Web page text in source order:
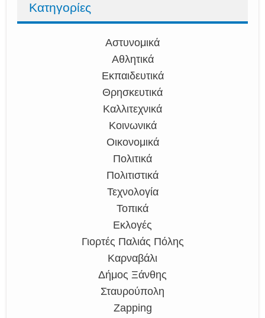
Κατηγορίες
Αστυνομικά
Αθλητικά
Εκπαιδευτικά
Θρησκευτικά
Καλλιτεχνικά
Κοινωνικά
Οικονομικά
Πολιτικά
Πολιτιστικά
Τεχνολογία
Τοπικά
Εκλογές
Γιορτές Παλιάς Πόλης
Καρναβάλι
Δήμος Ξάνθης
Σταυρούπολη
Zapping